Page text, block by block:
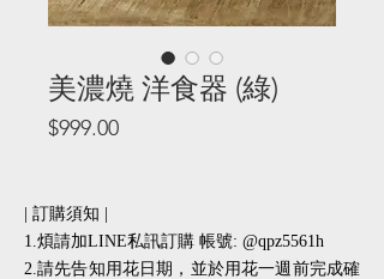
美濃燒 洋食器 (綠)
$999.00價
| 訂購須知 |
1.煩請加LINE私訊訂購 帳號: @qpz5561h
2.請先告知用花日期，並於用花一週前完成確